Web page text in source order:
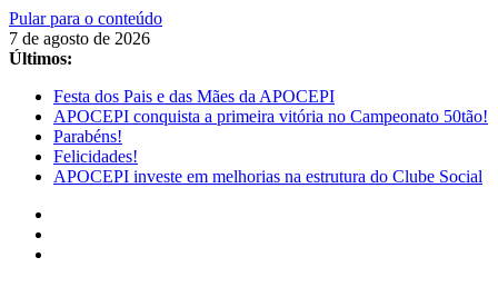
Pular para o conteúdo
7 de agosto de 2026
Últimos:
Festa dos Pais e das Mães da APOCEPI
APOCEPI conquista a primeira vitória no Campeonato 50tão!
Parabéns!
Felicidades!
APOCEPI investe em melhorias na estrutura do Clube Social